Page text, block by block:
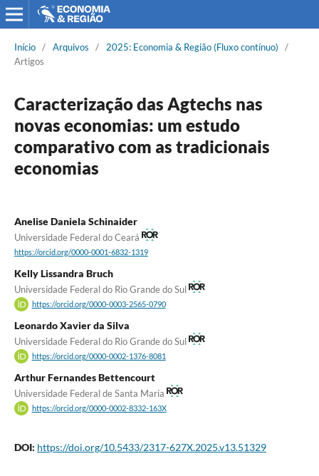
Início / Arquivos / 2025: Economia & Região (Fluxo contínuo)
/
Artigos
Caracterização das Agtechs nas
novas economias: um estudo
comparativo com as tradicionais
economias
Anelise Daniela Schinaider
Universidade Federal do Ceará
https://orcid.org/0000-0001-6832-1319
Kelly Lissandra Bruch
Universidade Federal do Rio Grande do Sul
https://orcid.org/0000-0003-2565-0790
Leonardo Xavier da Silva
Universidade Federal do Rio Grande do Sul
https://orcid.org/0000-0002-1376-8081
Arthur Fernandes Bettencourt
Universidade Federal de Santa Maria
https://orcid.org/0000-0002-8332-163X
DOI: https://doi.org/10.5433/2317-627X.2025.v13.51329